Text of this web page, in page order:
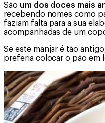
São um dos doces mais
recebendo nomes como
faziam falta para a sua
acompanhadas de um
Se este manjar é tão
preferia colocar o pão em